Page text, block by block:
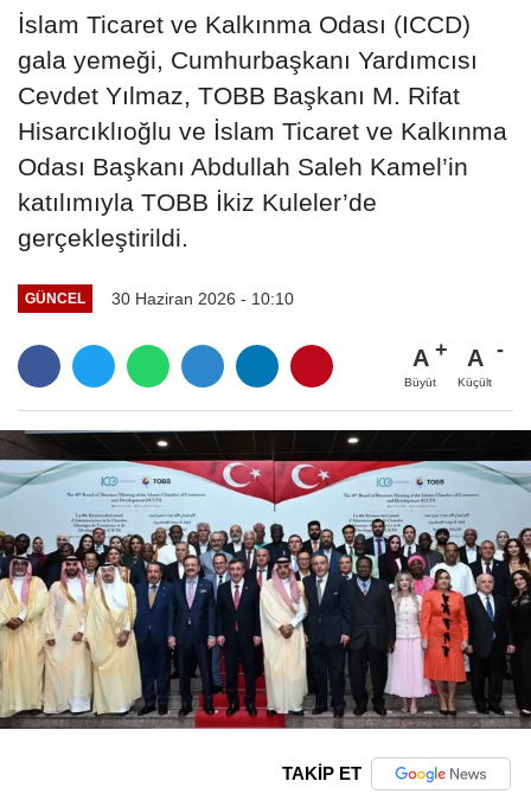
İslam Ticaret ve Kalkınma Odası (ICCD)
gala yemeği, Cumhurbaşkanı Yardımcısı
Cevdet Yılmaz, TOBB Başkanı M. Rifat
Hisarcıklıoğlu ve İslam Ticaret ve Kalkınma
Odası Başkanı Abdullah Saleh Kamel’in
katılımıyla TOBB İkiz Kuleler’de
gerçekleştirildi.
GÜNCEL 30 Haziran 2026 - 10:10
A
Büyüt
A
Küçült
TAKİP ET